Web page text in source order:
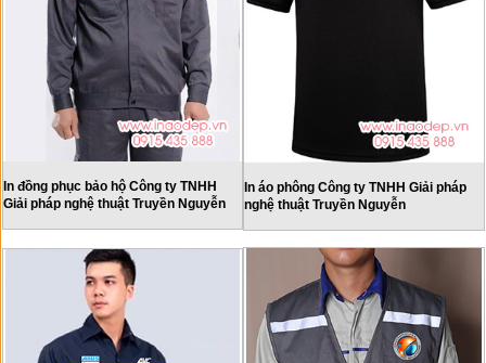
In đồng phục bảo hộ Công ty TNHH
Giải pháp nghệ thuật Truyền Nguyễn
In áo phông Công ty TNHH Giải pháp
nghệ thuật Truyền Nguyễn